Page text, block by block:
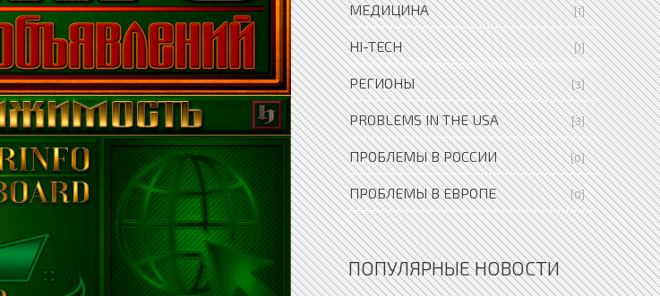
МЕДИЦИНА [1]
HI-TECH [1]
РЕГИОНЫ [3]
PROBLEMS IN THE USA [3]
ПРОБЛЕМЫ В РОССИИ [0]
ПРОБЛЕМЫ В ЕВРОПЕ [0]
ПОПУЛЯРНЫЕ НОВОСТИ